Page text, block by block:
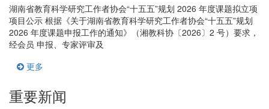
湖南省教育科学研究工作者协会“十五五”规划 2026 年度课题拟立项
项目公示 根据《关于湖南省教育科学研究工作者协会“十五五”规划
2026 年度课题申报工作的通知》（湘教科协〔2026〕2 号）要求，
经会员 申报、专家评审及
更多
重要新闻